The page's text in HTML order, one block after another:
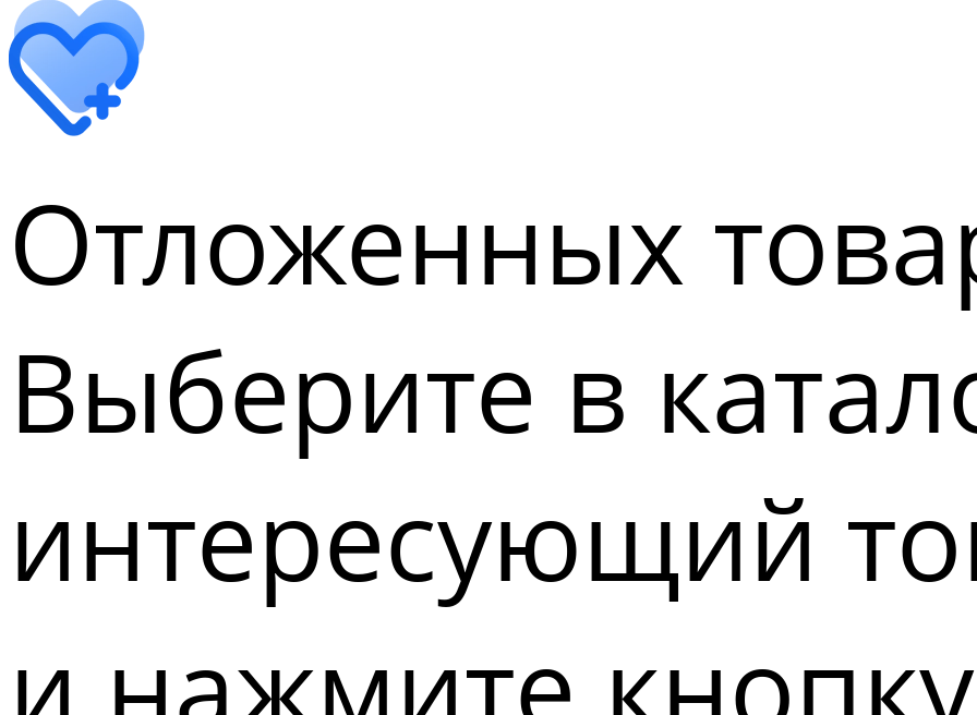
Отложенных
Выберите в
интересующий